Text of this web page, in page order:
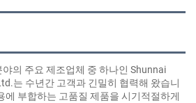
의 주요 제조업체 중 하나인 Shunnai
는 수년간 고객과 긴밀히 협력해 왔습니
에 부합하는 고품질 제품을 시기적절하게